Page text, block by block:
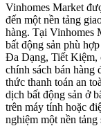
Vinhomes Market
đến một nền tảng
hàng. Tại Vinhomes
bất động sản phù
Đa Dạng, Tiết Kiệm,
chính sách bán
thức thanh toán an
dịch bất động sản ở
trên máy tính hoặc
nghiệm một nền